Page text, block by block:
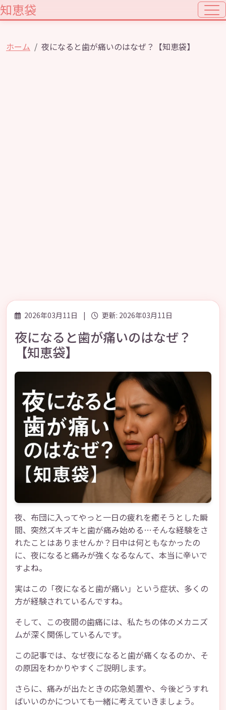
知恵袋
ホーム 夜になると歯が痛いのはなぜ？【知恵袋】
2026年03月11日 | 更新: 2026年03月11日
夜になると歯が痛いのはなぜ？
【知恵袋】
夜、布団に入ってやっと一日の疲れを癒そうとした瞬
間、突然ズキズキと歯が痛み始める…そんな経験をさ
れたことはありませんか？日中は何ともなかったの
に、夜になると痛みが強くなるなんて、本当に辛いで
すよね。
実はこの「夜になると歯が痛い」という症状、多くの
方が経験されているんですね。
そして、この夜間の歯痛には、私たちの体のメカニズ
ムが深く関係しているんです。
この記事では、なぜ夜になると歯が痛くなるのか、そ
の原因をわかりやすくご説明します。
さらに、痛みが出たときの応急処置や、今後どうすれ
ばいいのかについても一緒に考えていきましょう。